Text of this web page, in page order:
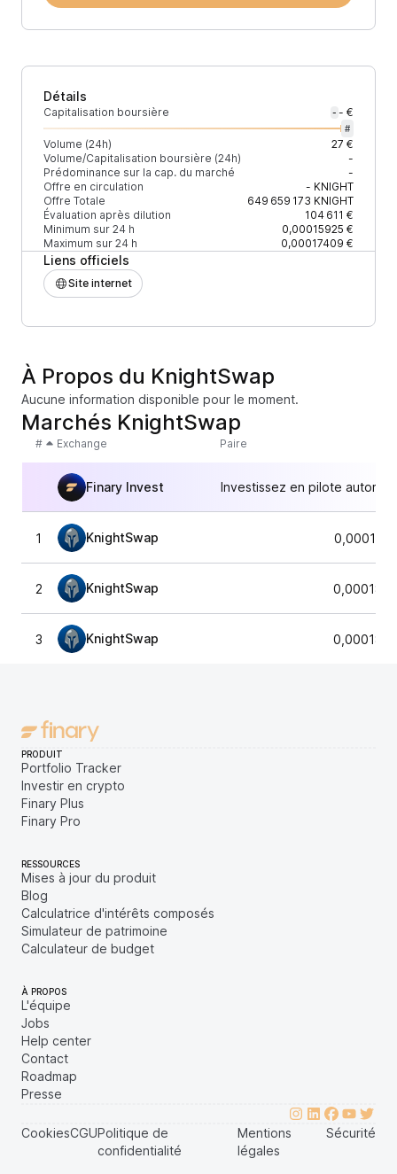
Détails
Capitalisation boursière - - €
#
Volume (24h)
27 €
Volume/Capitalisation boursière (24h)
-
Prédominance sur la cap. du marché
-
Offre en circulation
- KNIGHT
Offre Totale
649 659 173 KNIGHT
Évaluation après dilution
104 611 €
Minimum sur 24 h
0,00015925 €
Maximum sur 24 h
0,00017409 €
Liens officiels
Site internet
À Propos du KnightSwap
Aucune information disponible pour le moment.
Marchés KnightSwap
# Exchange Paire
Finary Invest Investissez en pilote
1 KnightSwap
2 KnightSwap
3 KnightSwap
PRODUIT
Portfolio Tracker
Investir en crypto
Finary Plus
Finary Pro
RESSOURCES
Mises à jour du produit
Blog
Calculatrice d'intérêts composés
Simulateur de patrimoine
Calculateur de budget
À PROPOS
L'équipe
Jobs
Help center
Contact
Roadmap
Presse
CookiesCGUPolitique de
confidentialité
Mentions
légales
Sécurité